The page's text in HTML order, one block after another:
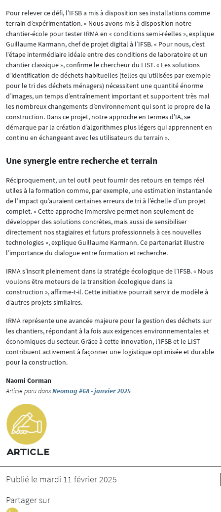
Pour relever ce défi, l’IFSB a mis à disposition ses installations comme
terrain d’expérimentation. « Nous avons mis à disposition notre
chantier-école pour tester IRMA en « conditions semi-réelles », explique
Guillaume Karmann, chef de projet digital à l’IFSB. « Pour nous, c’est
l’étape intermédiaire idéale entre des conditions de laboratoire et un
chantier classique », confirme le chercheur du LIST. « Les solutions
d’identification de déchets habituelles (telles qu’utilisées par exemple
pour le tri des déchets ménagers) nécessitent une quantité énorme
d’images, un temps d’entraînement important et supportent très mal
les nombreux changements d’environnement qui sont le propre de la
construction. Dans ce projet, notre approche en termes d’IA, se
démarque par la création d’algorithmes plus légers qui apprennent en
continu en échangeant avec les utilisateurs du terrain ».
Une synergie entre recherche et terrain
Réciproquement, un tel outil peut fournir des retours en temps réel
utiles à la formation comme, par exemple, une estimation instantanée
de l’impact qu’auraient certaines erreurs de tri à l’échelle d’un projet
complet. « Cette approche immersive permet non seulement de
développer des solutions concrètes, mais aussi de sensibiliser
directement nos stagiaires et futurs professionnels à ces nouvelles
technologies », explique Guillaume Karmann. Ce partenariat illustre
l’importance du dialogue entre formation et recherche.
IRMA s’inscrit pleinement dans la stratégie écologique de l’IFSB. « Nous
voulons être moteurs de la transition écologique dans la
construction », affirme-t-il. Cette initiative pourrait servir de modèle à
d’autres projets similaires.
IRMA représente une avancée majeure pour la gestion des déchets sur
les chantiers, répondant à la fois aux exigences environnementales et
économiques du secteur. Grâce à cette innovation, l’IFSB et le LIST
contribuent activement à façonner une logistique optimisée et durable
pour la construction.
Naomi Corman
Article paru dansNeomag #68 - janvier 2025
ARTICLE
Publié le mardi 11 février 2025
Partager sur